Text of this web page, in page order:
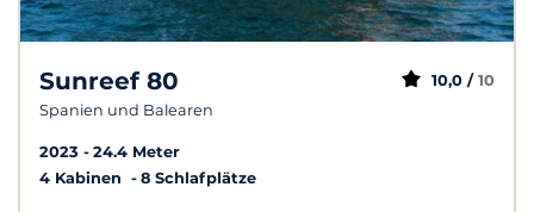
Sunreef 80
Spanien und Balearen
10,0 / 10
2023
24.4 Meter
4 Kabinen
8 Schlafplätze